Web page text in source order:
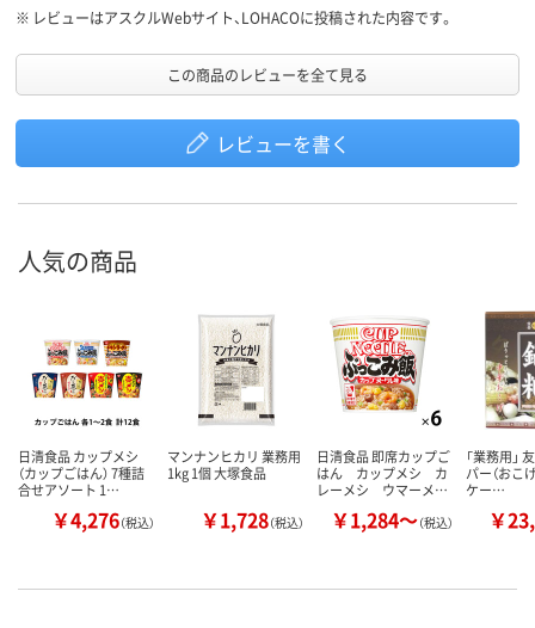
※ レビューはアスクルWebサイト、LOHACOに投稿された内容です。
この商品のレビューを全て見る
レビューを書く
人気の商品
日清食品 カップメシ
（カップごはん） 7種詰
合せアソート 1…
￥4,276（税込）
マンナンヒカリ 業務用
1kg 1個 大塚食品
￥1,728（税込）
日清食品 即席カップご
はん カップメシ カ
レーメシ ウマーメ…
￥1,284～（税込）
「業務用」
パー（おこ
ケー…
￥